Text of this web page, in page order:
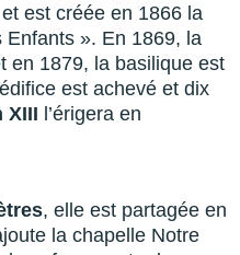
est créée en 1866 la
». En 1869, la
en 1879, la basilique est
est achevé et dix
XIII l’érigera en
, elle est partagée en
la chapelle Notre